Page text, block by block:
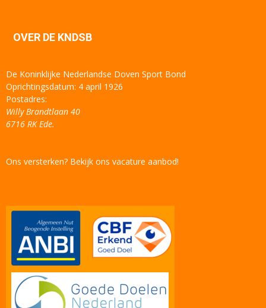
OVER DE KNDSB
De Koninklijke Nederlandse Doven Sport Bond
Oprichtingsdatum: 4 april 1926
Postadres:
Willy Brandtlaan 40
6716 RK Ede.
Ons versterken? Bekijk ons vacature aanbod!